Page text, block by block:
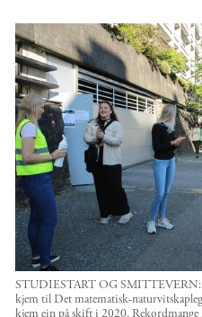
STUDIESTART OG SMITTEVERN:
kjem til Det matematisk-